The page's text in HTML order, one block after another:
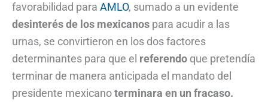
favorabilidad para AMLO, sumado a un evidente
desinterés de los mexicanos para acudir a las
urnas, se convirtieron en los dos factores
determinantes para que el referendo que pretendía
terminar de manera anticipada el mandato del
presidente mexicanoterminara en un fracaso.